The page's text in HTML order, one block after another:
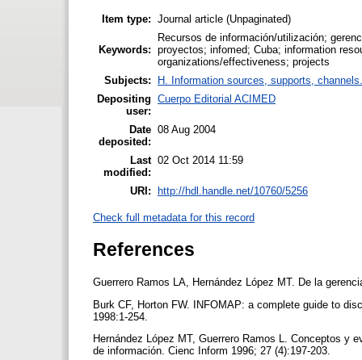
Item type: Journal article (Unpaginated)
Keywords:
Recursos de información/utilización;
proyectos; infomed; Cuba; information
organizations/effectiveness; projects
Subjects:
H. Information sources, supports, channels.
Depositing
user:
Cuerpo Editorial ACIMED
Date
deposited:
08 Aug 2004
Last
modified:
02 Oct 2014 11:59
URI: http://hdl.handle.net/10760/5256
Check full metadata for this record
References
Guerrero Ramos LA, Hernández López MT. De la
Burk CF, Horton FW. INFOMAP: a complete guide to
1998:1-254.
Hernández López MT, Guerrero Ramos L. Conceptos y
de información. Cienc Inform 1996; 27 (4):197-203.